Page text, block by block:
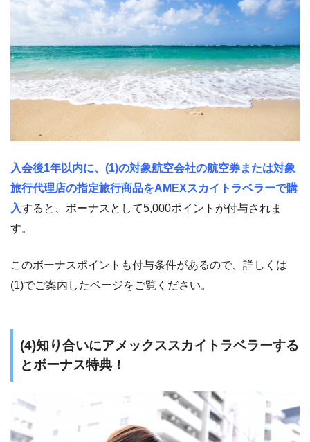
入会後1年以内に、(1)の対象航空会社の航空券または対象
旅行代理店の指定旅行商品をAMEXスカイトラベラーで購
入すると、ボーナスとして5,000ポイントが付与されま
す。
このボーナスポイントも付与条件があるので、詳しくは
(1)でご案内したページをご覧ください。
(4)知り合いにアメックススカイトラベラーする
とボーナス特典！